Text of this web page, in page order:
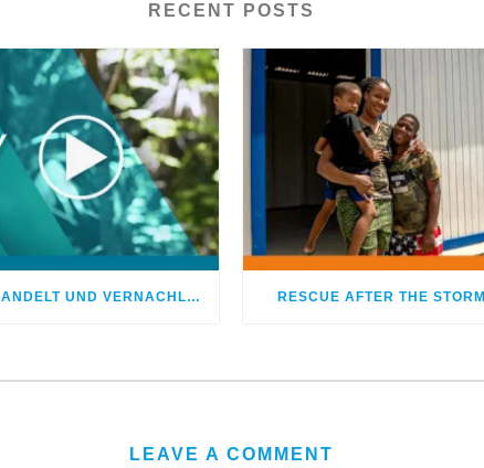
RECENT POSTS
MISSHANDELT UND VERNACHLÄSSIGT – DOCH GOTT HEILTE MEINE WUNDEN RESCUE AFTER THE STORM
LEAVE A COMMENT